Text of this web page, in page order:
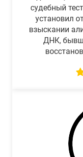
судебный
установил
взыскании
ДНК,